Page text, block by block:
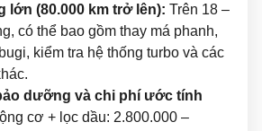
lớn (80.000 km trở lên): Trên 18 –
có thể bao gồm thay má phanh,
kiểm tra hệ thống turbo và các
dưỡng và chi phí ước tính
cơ + lọc dầu: 2.800.000 –